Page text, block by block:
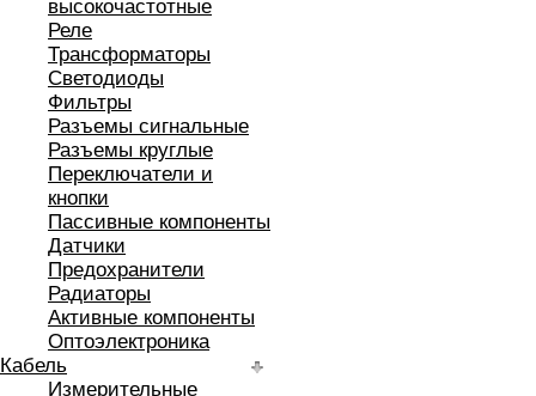
высокочастотные
Реле
Трансформаторы
Светодиоды
Фильтры
Разъемы сигнальные
Разъемы круглые
Переключатели и
кнопки
Пассивные компоненты
Датчики
Предохранители
Радиаторы
Активные компоненты
Оптоэлектроника
Кабель
Измерительные